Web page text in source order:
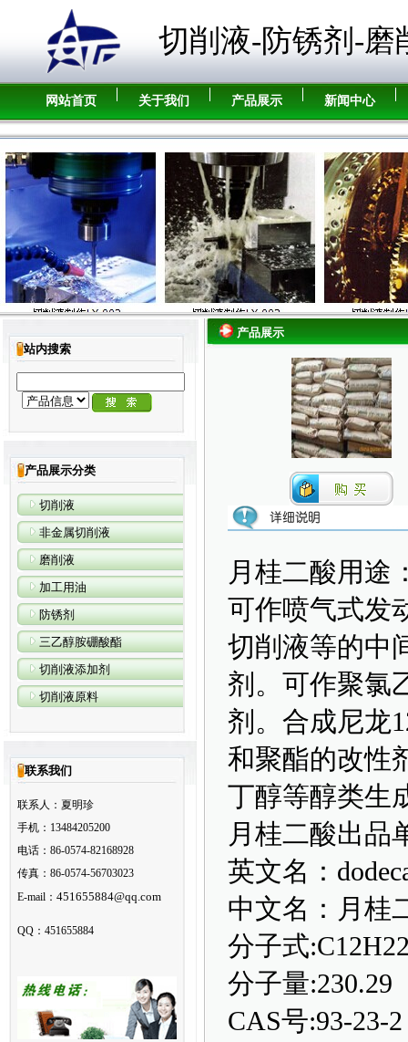
切削液-防锈剂-磨
网站首页 关于我们 产品展示 新闻中心
站内搜索
产品展示分类
切削液
非金属切削液
磨削液
加工用油
防锈剂
三乙醇胺硼酸酯
切削液添加剂
切削液原料
联系我们
联系人：夏明珍
手机：13484205200
电话：86-0574-82168928
传真：86-0574-56703023
E-mail： 451655884@qq.com
QQ：451655884
产品展示
月桂二酸用途
可作喷气式发
切削液等的中
剂。可作聚氯
剂。合成尼龙
和聚酯的改性
丁醇等醇类生
月桂二酸出品
英文名：
中文名：月桂
分子式
分子量:230.29
CAS号:93-23-2